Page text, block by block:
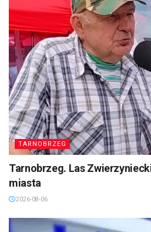
TARNOBRZEG
Tarnobrzeg. Las
miasta
2026-08-06